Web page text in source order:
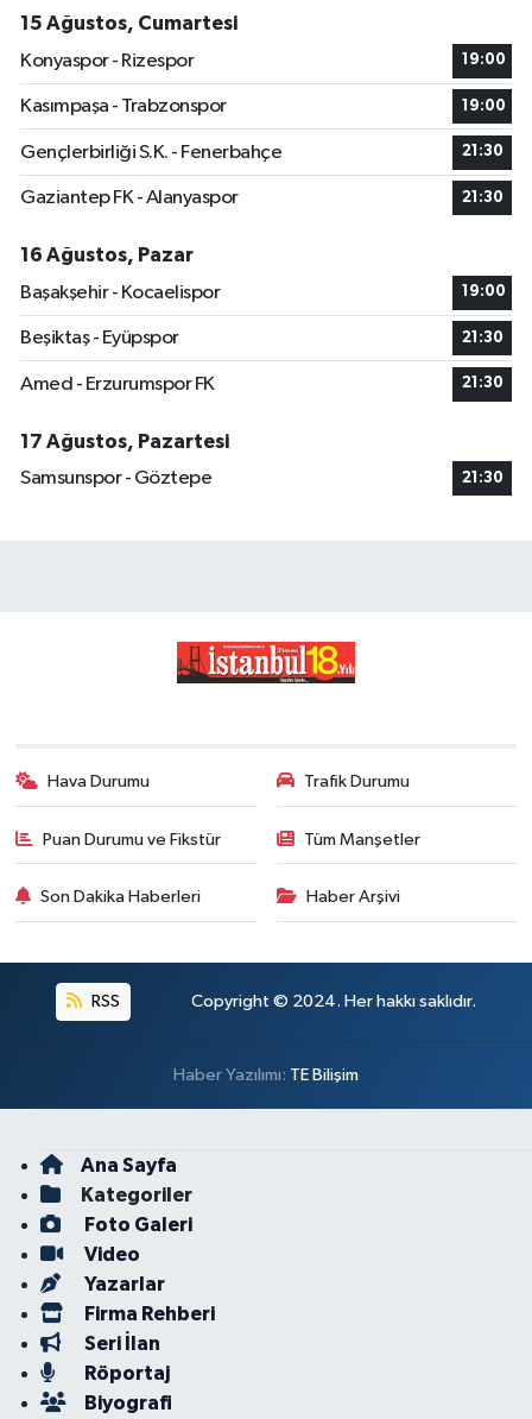
15 Ağustos, Cumartesi
Konyaspor - Rizespor
19:00
Kasımpaşa - Trabzonspor 19:00
Gençlerbirliği S.K. - Fenerbahçe 21:30
Gaziantep FK - Alanyaspor 21:30
16 Ağustos, Pazar
Başakşehir - Kocaelispor
19:00
Beşiktaş - Eyüpspor 21:30
Amed - Erzurumspor FK 21:30
17 Ağustos, Pazartesi
Samsunspor - Göztepe
21:30
Hava Durumu Trafik Durumu
Puan Durumu ve Fikstür Tüm Manşetler
Son Dakika Haberleri Haber Arşivi
RSS Copyright © 2024. Her hakkı saklıdır.
Haber Yazılımı: TE Bilişim
Ana Sayfa
Kategoriler
Foto Galeri
Video
Yazarlar
Firma Rehberi
Seri İlan
Röportaj
Biyografi